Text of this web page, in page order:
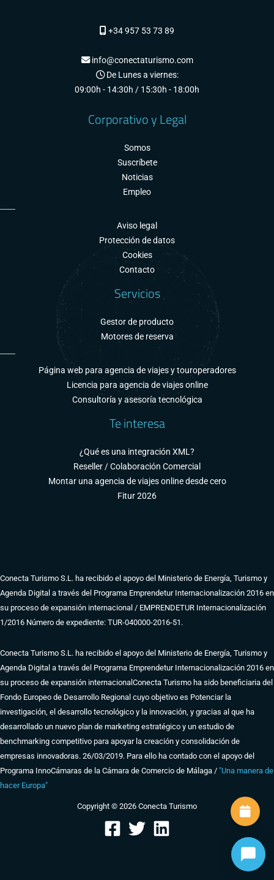
+34 957 53 73 89
info@conectaturismo.com
De Lunes a viernes:
09:00h - 14:30h / 15:30h - 18:00h
Corporativo y Legal
Somos
Suscríbete
Noticias
Empleo
Aviso legal
Protección de datos
Cookies
Contacto
Servicios
Gestor de producto
Motores de reserva
Página web para agencia de viajes y touroperadores
Licencia para agencia de viajes online
Consultoría y asesoría tecnológica
Te interesa
¿Qué es una integración XML?
Reseller / Colaboración Comercial
Montar una agencia de viajes online desde cero
Fitur 2026
Conecta Turismo S.L. ha recibido el apoyo del Ministerio de Energía, Turismo y
Agenda Digital a través del Programa Emprendetur Internacionalización 2016 en
su proceso de expansión internacional / EMPRENDETUR Internacionalización
1/2016 Número de expediente: TUR-040000-2016-51.
Conecta Turismo S.L. ha recibido el apoyo del Ministerio de Energía, Turismo y
Agenda Digital a través del Programa Emprendetur Internacionalización 2016 en
su proceso de expansión internacionalConecta Turismo ha sido beneficiaria del
Fondo Europeo de Desarrollo Regional cuyo objetivo es Potenciar la
investigación, el desarrollo tecnológico y la innovación, y gracias al que ha
desarrollado un nuevo plan de marketing estratégico y un estudio de
benchmarking competitivo para apoyar la creación y consolidación de
empresas innovadoras. 26/03/2019. Para ello ha contado con el apoyo del
Programa InnoCámaras de la Cámara de Comercio de Málaga / "Una manera de
hacer Europa"
Copyright © 2026 Conecta Turismo